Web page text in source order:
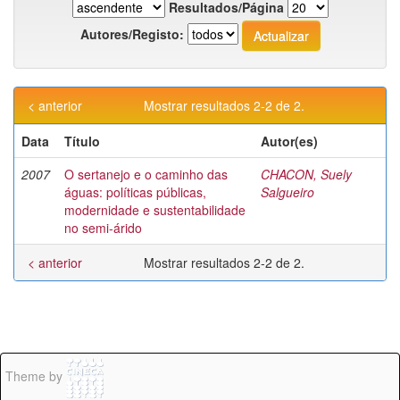
Resultados/Página
Autores/Registo:
Mostrar resultados 2-2 de 2.
< anterior
Data
Título
Autor(es)
2007
O sertanejo e o caminho das
águas: políticas públicas,
modernidade e sustentabilidade
no semi-árido
CHACON, Suely
Salgueiro
Mostrar resultados 2-2 de 2.
< anterior
Theme by